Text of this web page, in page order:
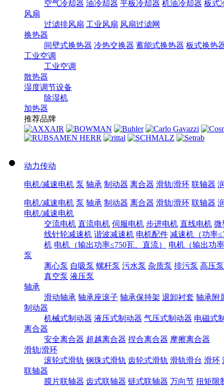
空气冷却器 油冷却器 平板冷却器 机油冷却器 板式
风扇
过滤排风扇 工业风扇 风扇过滤网
换热器
间壁式换热器 冷热交换器 蓄能式换热器 板式换热
工业空调
工业空调
散热器
湿度调节设备
除湿机
加热器
推荐品牌
动力传动
电机/减速电机 泵 轴承 制动器 离合器 滑轨|滑环 联轴器
电机/减速电机 泵 轴承 制动器 离合器 滑轨|滑环 联轴器
电机/减速电机
交流电机 直流电机 伺服电机 步进电机 直线电机 微
线针轮减速机 谐波减速机 电机配件 减速机（功率
机 电机（输出功率≤750瓦、直流）
电机（输出功
泵
离心泵 自吸泵 螺杆泵 污水泵 杂质泵 排污泵 高压泵
真空泵 液压泵
轴承
滑动轴承 轴承座滚子 轴承保持架 退卸衬套 轴承附
制动器
机械式制动器 液压式制动器 气压式制动器 电磁式
离合器
安全离合器 超越离合器 捏合离合器 摩擦离合器
滑轨|滑环
滚轮式滑轨 钢珠式滑轨 齿轮式滑轨 滑轨滑台 滑环
联轴器
膜片联轴器 齿式联轴器 链式联轴器 万向节 扭矩限